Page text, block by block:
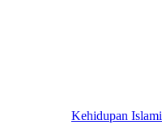
Kehidupan Islami